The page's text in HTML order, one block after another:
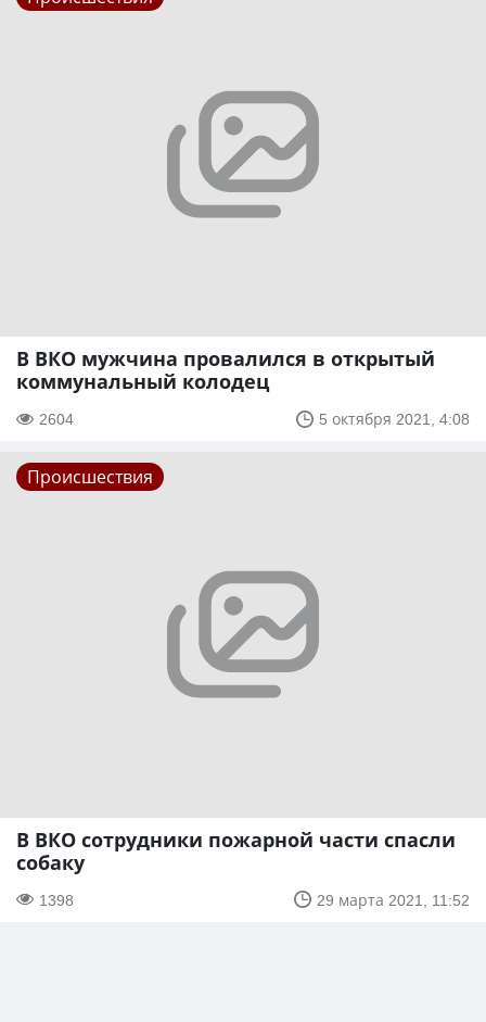
В ВКО мужчина провалился в открытый
коммунальный колодец
2604 5 октября 2021, 4:08
Происшествия
В ВКО сотрудники пожарной части спасли
собаку
1398 29 марта 2021, 11:52